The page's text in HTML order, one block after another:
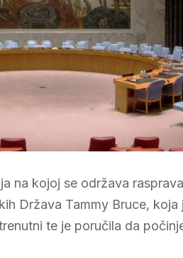
na kojoj se održava
Država Tammy Bruce,
te je poručila da